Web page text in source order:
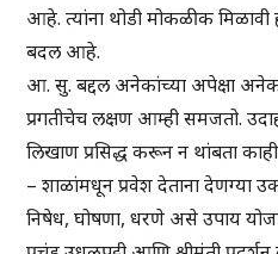
आहे. त्यांना थोडी मोकळीक मिळावी
बदल आहे.
आ. सु. बद्दल अनेकांच्या अपेक्षा अनेक
प्रगतीचेच लक्षण आम्ही समजतो.
लिखाण प्रसिद्ध करून न थांबता
– शाळांमधून प्रवेश देताना देणग्या
निषेध, घोषणा, धरणे असे उपाय